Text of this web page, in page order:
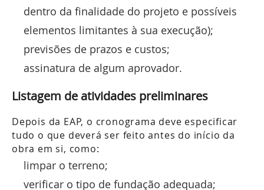
dentro da finalidade do projeto e possíveis
elementos limitantes à sua execução);
previsões de prazos e custos;
assinatura de algum aprovador.
Listagem de atividades preliminares
Depois da EAP, o cronograma deve especificar
tudo o que deverá ser feito antes do início da
obra em si, como:
limpar o terreno;
verificar o tipo de fundação adequada;